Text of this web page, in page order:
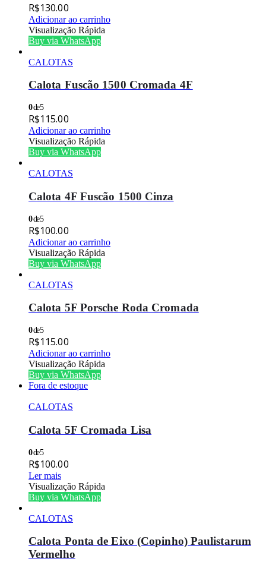
R$130.00
Adicionar ao carrinho
Visualização Rápida
Buy via WhatsApp
CALOTAS
Calota Fuscão 1500 Cromada 4F
0de 5
R$115.00
Adicionar ao carrinho
Visualização Rápida
Buy via WhatsApp
CALOTAS
Calota 4F Fuscão 1500 Cinza
0de 5
R$100.00
Adicionar ao carrinho
Visualização Rápida
Buy via WhatsApp
CALOTAS
Calota 5F Porsche Roda Cromada
0de 5
R$115.00
Adicionar ao carrinho
Visualização Rápida
Buy via WhatsApp
Fora de estoque
CALOTAS
Calota 5F Cromada Lisa
0de 5
R$100.00
Ler mais
Visualização Rápida
Buy via WhatsApp
CALOTAS
Calota Ponta de Eixo (Copinho) Paulistarum
Vermelho